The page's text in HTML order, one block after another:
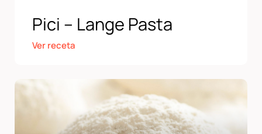
Pici – Lange Pasta
Ver receta